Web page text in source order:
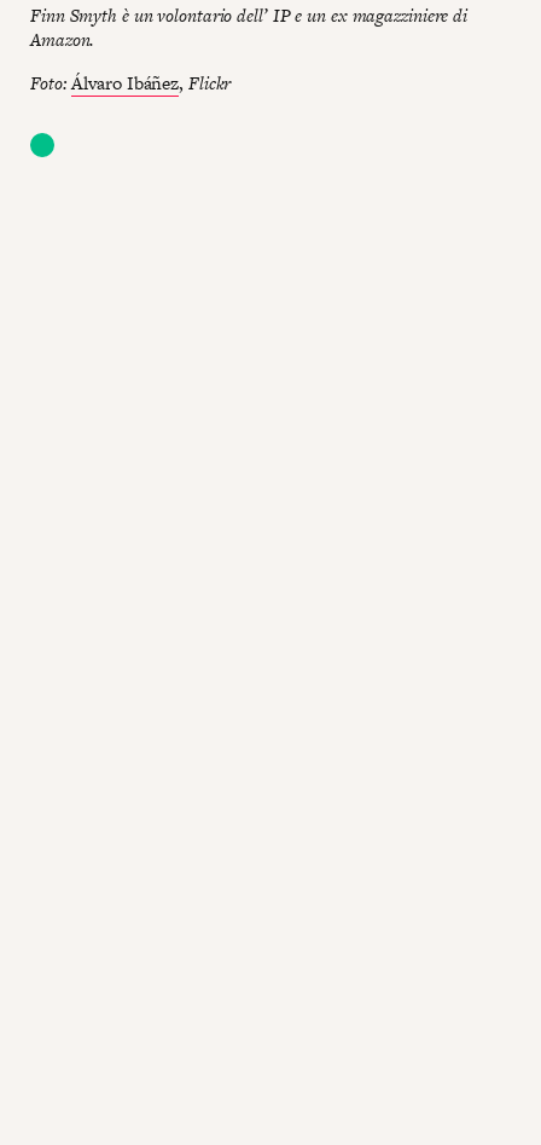
Finn Smyth è un volontario dell’ IP e un ex magazziniere di
Amazon.
Foto: Álvaro Ibáñez, Flickr